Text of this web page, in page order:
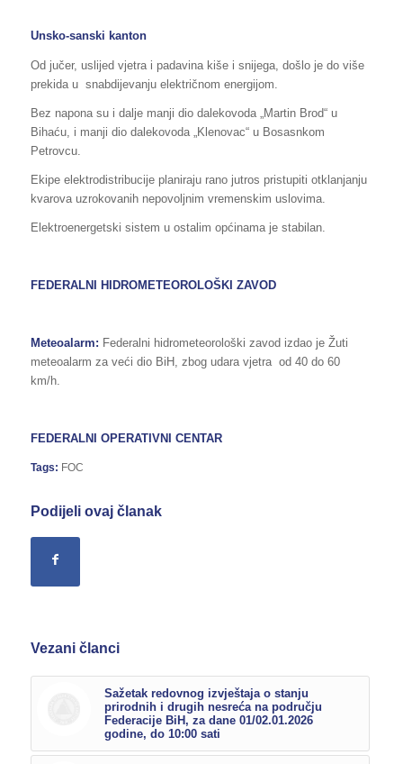
Unsko-sanski kanton
Od jučer, uslijed vjetra i padavina kiše i snijega, došlo je do više
prekida u snabdijevanju električnom energijom.
Bez napona su i dalje manji dio dalekovoda „Martin Brod“ u
Bihaću, i manji dio dalekovoda „Klenovac“ u Bosasnkom
Petrovcu.
Ekipe elektrodistribucije planiraju rano jutros pristupiti otklanjanju
kvarova uzrokovanih nepovoljnim vremenskim uslovima.
Elektroenergetski sistem u ostalim općinama je stabilan.
FEDERALNI HIDROMETEOROLOŠKI ZAVOD
Meteoalarm: Federalni hidrometeorološki zavod izdao je Žuti
meteoalarm za veći dio BiH, zbog udara vjetra od 40 do 60
km/h.
FEDERALNI OPERATIVNI CENTAR
Tags: FOC
Podijeli ovaj članak
Vezani članci
Sažetak redovnog izvještaja o stanju
prirodnih i drugih nesreća na području
Federacije BiH, za dane 01/02.01.2026
godine, do 10:00 sati